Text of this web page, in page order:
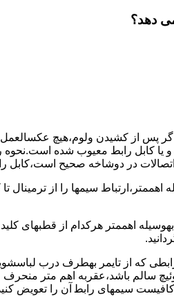
دهد؟
ﭘﺲ از ﮐﺸﯿﺪن وﻟﻮم،ﻫﯿﭻ
بروز چنین مشکلی در نظر داشته باشید:۱٫ ﭘﺮﯾﺰ ﺑﺮق
اﺗﺼﺎﻻت در دوشاخه ﺻﺤﯿﺢ اﺳﺖ،ﮐﺎﺑﻞ
سیمها را از
اهممتر هرکدام از
ﮐﻪ از ﺗﺎﯾﻤﺮ بهطرف درب
ﺳﺎﻟﻢ ﺑﺎﺷﺪ،ﻋﻘﺮﺑﻪ اهم متر
سیمهای راﺑﻄ آن را ﺗﻌﻮﯾﺾ